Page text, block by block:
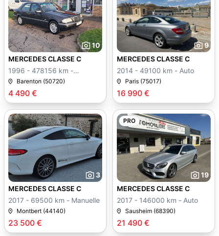
10
4 490 €
MERCEDES CLASSE C
1996 - 478156 km -
Manuelle
Barenton (50720)
9
16 990 €
MERCEDES CLASSE C
2014 - 49100 km - Auto
Paris (75017)
3
23 500 €
MERCEDES CLASSE C
2017 - 69500 km - Manuelle
Montbert (44140)
PRO
19
21 490 €
MERCEDES CLASSE C
2017 - 146000 km - Auto
Sausheim (68390)